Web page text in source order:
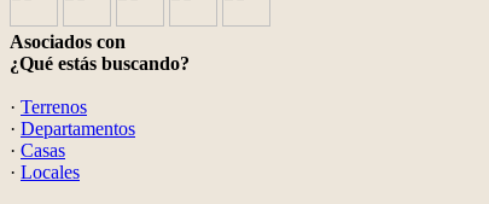
Asociados con
¿Qué estás buscando?
· Terrenos
· Departamentos
· Casas
· Locales